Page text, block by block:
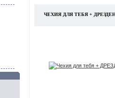
ЧЕХИЯ ДЛЯ ТЕБЯ +